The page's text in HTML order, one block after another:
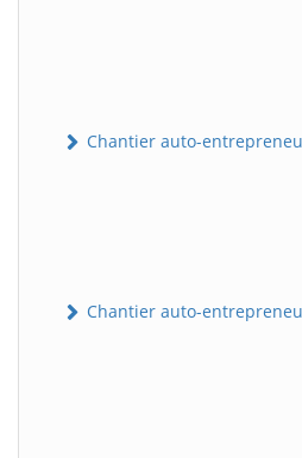
Chantier auto-
Chantier auto-